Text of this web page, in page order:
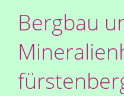
Bergbau